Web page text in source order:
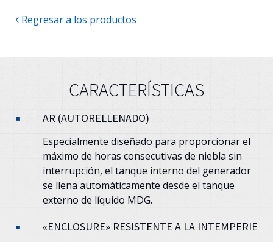
Regresar a los productos
CARACTERÍSTICAS
AR (AUTORELLENADO)
Especialmente diseñado para proporcionar el
máximo de horas consecutivas de niebla sin
interrupción, el tanque interno del generador
se llena automáticamente desde el tanque
externo de líquido MDG.
«ENCLOSURE» RESISTENTE A LA INTEMPERIE